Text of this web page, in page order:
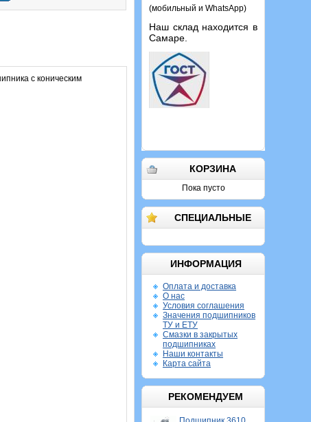
(мобильный и WhatsApp)
Наш склад находится в
Самаре.
КОРЗИНА
Пока пусто
СПЕЦИАЛЬНЫЕ
ИНФОРМАЦИЯ
Оплата и доставка
О нас
Условия соглашения
Значения подшипников
ТУ и ЕТУ
Смазки в закрытых
подшипниках
Наши контакты
Карта сайта
РЕКОМЕНДУЕМ
с коническим